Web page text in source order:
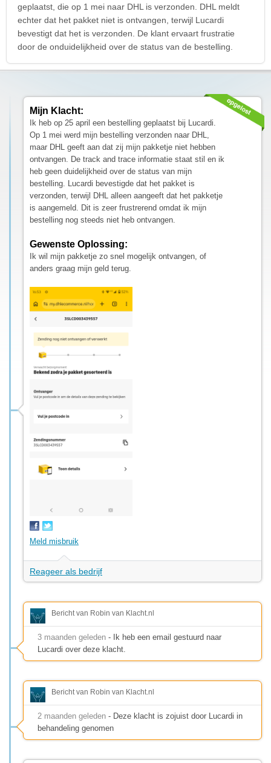
geplaatst, die op 1 mei naar DHL is verzonden. DHL meldt
echter dat het pakket niet is ontvangen, terwijl Lucardi
bevestigt dat het is verzonden. De klant ervaart frustratie
door de onduidelijkheid over de status van de bestelling.
Mijn Klacht:
Ik heb op 25 april een bestelling geplaatst bij Lucardi.
Op 1 mei werd mijn bestelling verzonden naar DHL,
maar DHL geeft aan dat zij mijn pakketje niet hebben
ontvangen. De track and trace informatie staat stil en ik
heb geen duidelijkheid over de status van mijn
bestelling. Lucardi bevestigde dat het pakket is
verzonden, terwijl DHL alleen aangeeft dat het pakketje
is aangemeld. Dit is zeer frustrerend omdat ik mijn
bestelling nog steeds niet heb ontvangen.
Gewenste Oplossing:
Ik wil mijn pakketje zo snel mogelijk ontvangen, of
anders graag mijn geld terug.
Meld misbruik
Reageer als bedrijf
Bericht van Robin van Klacht.nl
3 maanden geleden - Ik heb een email gestuurd naar
Lucardi over deze klacht.
Bericht van Robin van Klacht.nl
2 maanden geleden - Deze klacht is zojuist door Lucardi in
behandeling genomen